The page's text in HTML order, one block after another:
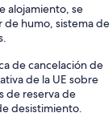
alojamiento, se
humo, sistema de
de cancelación de
de la UE sobre
de reserva de
desistimiento.